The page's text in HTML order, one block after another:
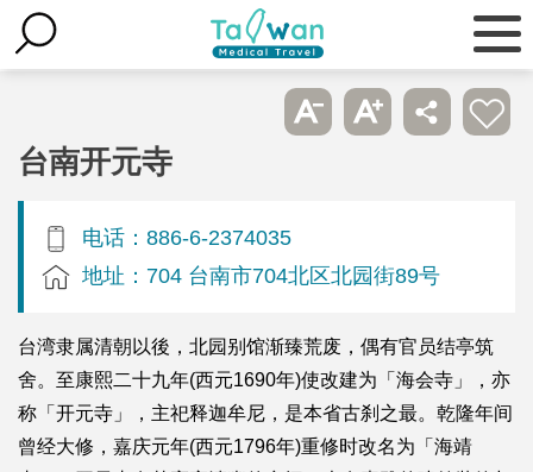
台南开元寺
电话：886-6-2374035
地址：704 台南市704北区北园街89号
台湾隶属清朝以後，北园别馆渐臻荒废，偶有官员结亭筑
舍。至康熙二十九年(西元1690年)使改建为「海会寺」，亦
称「开元寺」，主祀释迦牟尼，是本省古刹之最。乾隆年间
曾经大修，嘉庆元年(西元1796年)重修时改名为「海靖